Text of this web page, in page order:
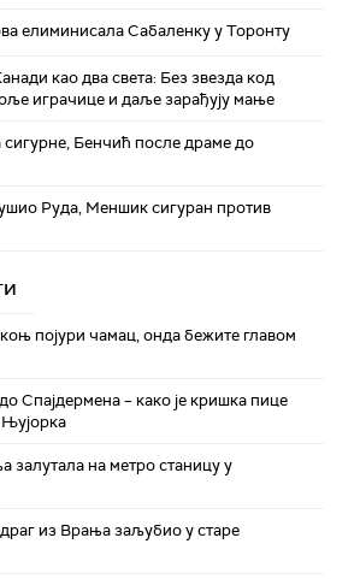
елиминисала Сабаленку у Торонту
као два света: Без звезда код
играчице и даље зарађују мање
Бенчић после драме до
Руда, Меншик сигуран против
појури чамац, онда бежите главом
Спајдермена – како је кришка пице
залутала на метро станицу у
из Врања заљубио у старе